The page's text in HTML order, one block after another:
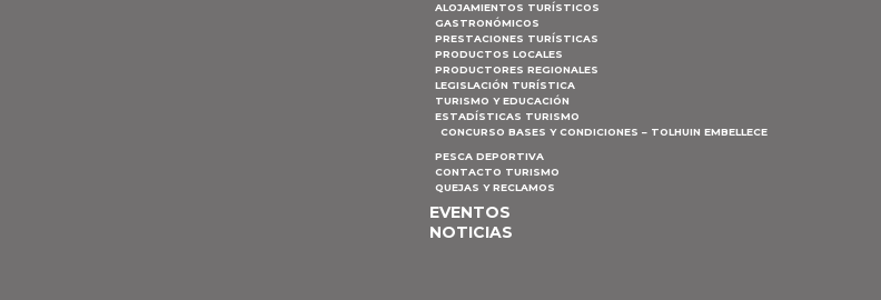
ALOJAMIENTOS TURÍSTICOS
GASTRONÓMICOS
PRESTACIONES TURÍSTICAS
PRODUCTOS LOCALES
PRODUCTORES REGIONALES
LEGISLACIÓN TURÍSTICA
TURISMO Y EDUCACIÓN
ESTADÍSTICAS TURISMO
CONCURSO BASES Y CONDICIONES – TOLHUIN EMBELLECE
PESCA DEPORTIVA
CONTACTO TURISMO
QUEJAS Y RECLAMOS
EVENTOS
NOTICIAS